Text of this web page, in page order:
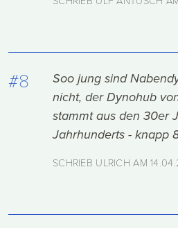
#8
Soo jung sind
nicht, der Dynohub
stammt aus den 30er
Jahrhunderts - knapp
SCHRIEB ULRICH AM